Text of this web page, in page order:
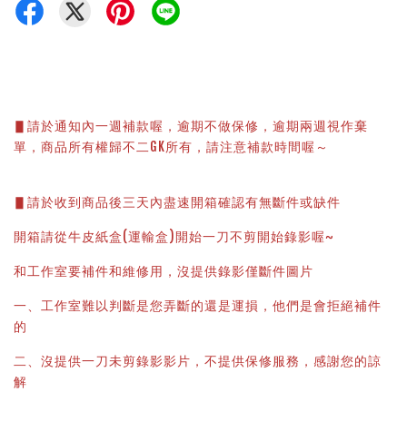
▋請於通知內一週補款喔，逾期不做保修，逾期兩週視作棄
單，商品所有權歸不二GK所有，請注意補款時間喔～
▋請於收到商品後三天內盡速開箱確認有無斷件或缺件
開箱請從牛皮紙盒(運輸盒)開始一刀不剪開始錄影喔~
和工作室要補件和維修用，沒提供錄影僅斷件圖片
一、工作室難以判斷是您弄斷的還是運損，他們是會拒絕補件
的
二、沒提供一刀未剪錄影影片，不提供保修服務，感謝您的諒
解